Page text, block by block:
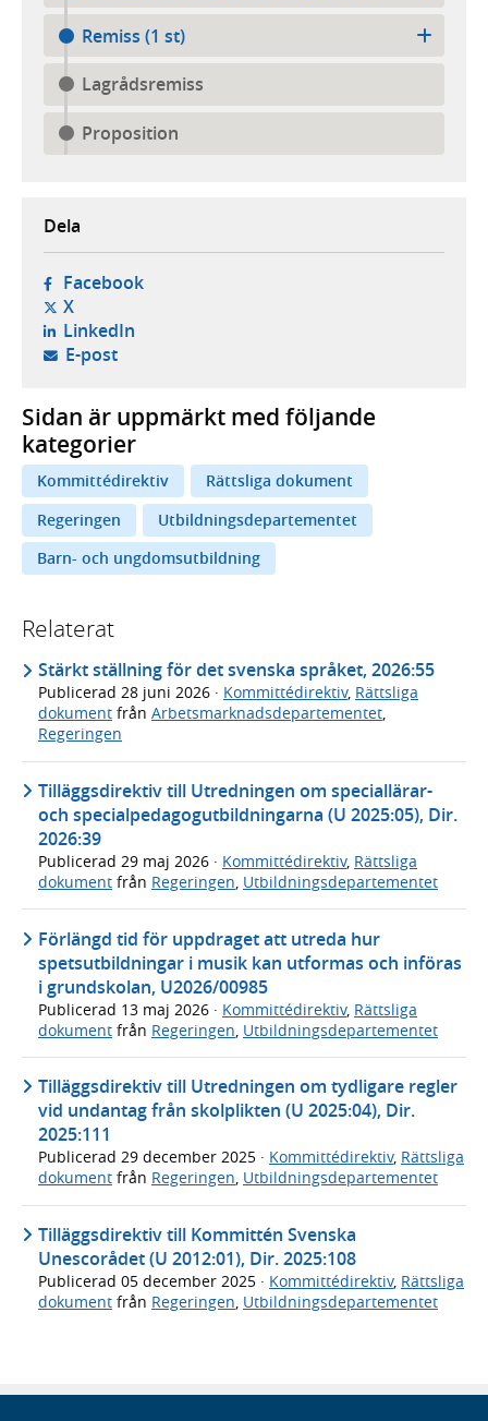
Remiss (1 st)
Lagrådsremiss
Proposition
Dela
Facebook- öppnas i ny flik, extern webbplats,
X- öppnas i ny flik, extern webbplats,
LinkedIn- öppnas i ny flik, extern webbplats,
E-post- öppnar din e-postklient,
Sidan är uppmärkt med följande
kategorier
Kommittédirektiv
Rättsliga dokument
Regeringen
Utbildningsdepartementet
Barn- och ungdomsutbildning
Relaterat
Stärkt ställning för det svenska språket, 2026:55
Publicerad 28 juni 2026 · Kommittédirektiv, Rättsliga
dokument från Arbetsmarknadsdepartementet,
Regeringen
Tilläggsdirektiv till Utredningen om speciallärar-
och specialpedagogutbildningarna (U 2025:05), Dir.
2026:39
Publicerad 29 maj 2026 · Kommittédirektiv, Rättsliga
dokument från Regeringen, Utbildningsdepartementet
Förlängd tid för uppdraget att utreda hur
spetsutbildningar i musik kan utformas och införas
i grundskolan, U2026/00985
Publicerad 13 maj 2026 · Kommittédirektiv, Rättsliga
dokument från Regeringen Utbildningsdepartementet
Tilläggsdirektiv till Utredningen om tydligare regler
vid undantag från skolplikten (U 2025:04), Dir.
2025:111
Publicerad 29 december 2025 · Kommittédirektiv, Rättsliga
dokument från Regeringen, Utbildningsdepartementet
Tilläggsdirektiv till Kommittén Svenska
Unescorådet (U 2012:01), Dir. 2025:108
Publicerad 05 december 2025 · Kommittédirektiv, Rättsliga
dokument från Regeringen, Utbildningsdepartementet